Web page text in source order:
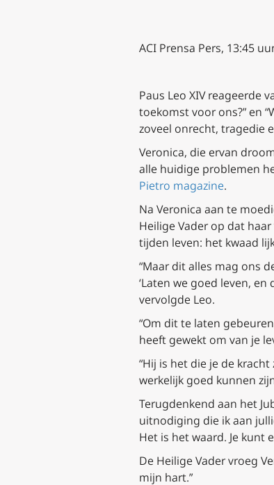
ACI Prensa Pers, 13:45
Paus Leo XIV reageerde
toekomst voor ons?” en
zoveel onrecht, tragedie
Veronica, die ervan
alle huidige problemen
Pietro magazine.
Na Veronica aan te
Heilige Vader op dat
tijden leven: het kwaad
“Maar dit alles mag ons
‘Laten we goed leven,
vervolgde Leo.
“Om dit te laten
heeft gewekt om van je
“Hij is het die je de
werkelijk goed kunnen
Terugdenkend aan het
uitnodiging die ik aan
Het is het waard. Je kunt
De Heilige Vader vroeg
mijn hart.”